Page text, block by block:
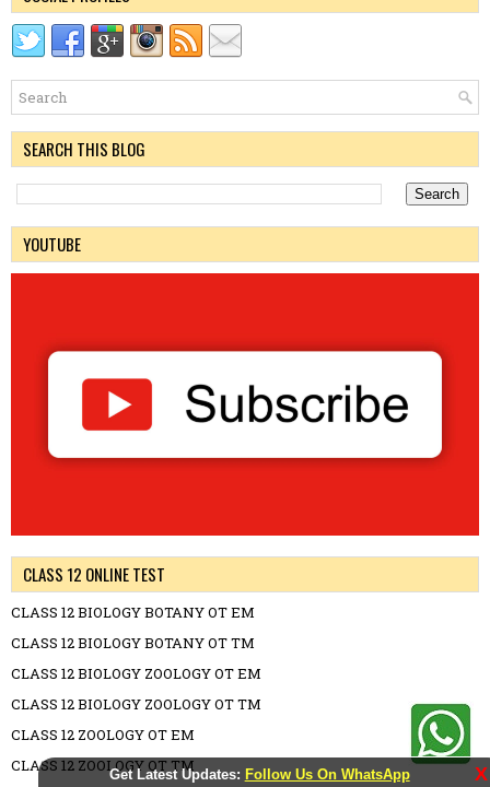
Get Latest Updates: Follow Us On WhatsApp X
SEARCH THIS BLOG
YOUTUBE
CLASS 12 ONLINE TEST
CLASS 12 BIOLOGY BOTANY OT EM
CLASS 12 BIOLOGY BOTANY OT TM
CLASS 12 BIOLOGY ZOOLOGY OT EM
CLASS 12 BIOLOGY ZOOLOGY OT TM
CLASS 12 ZOOLOGY OT EM
CLASS 12 ZOOLOGY OT TM